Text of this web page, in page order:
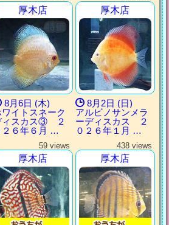
厚木店
8月6日 (木)
ワイトスネーク
ィスカス③ ２
２６年６月 …
厚木店
8月2日 (日)
アルビノサンメラ
ーディスカス ２
０２６年１月 …
59 views
厚木店
438 views
厚木店